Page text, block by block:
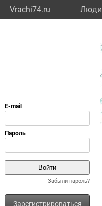
Vrachi74.ru Люди
Забыли пароль?
Зарегистрироваться